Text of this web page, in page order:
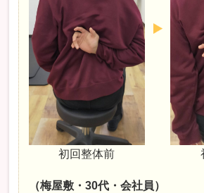
初回整体前
（梅屋敷・30代・会社員）